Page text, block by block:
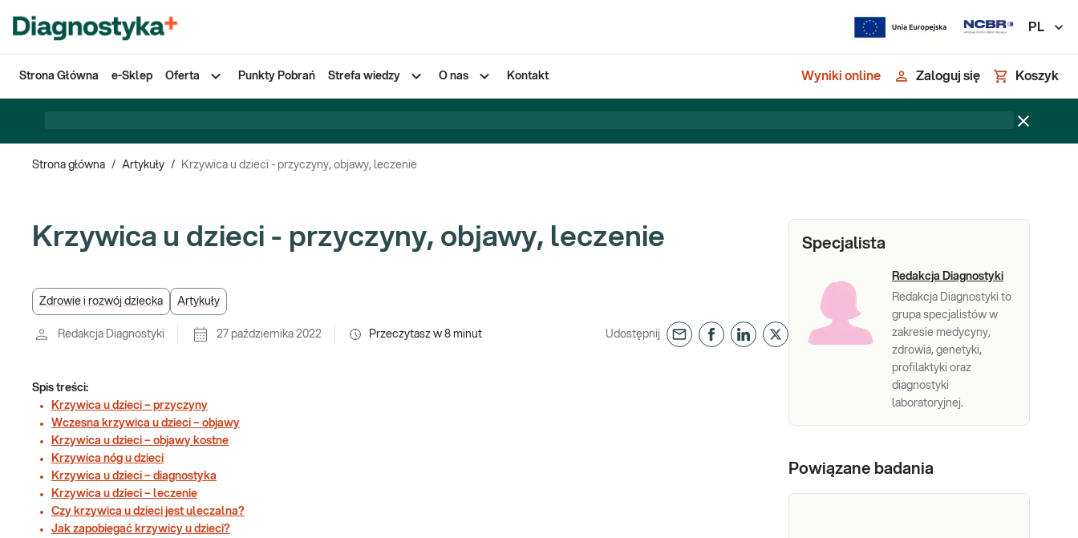
PL
Strona Główna e-Sklep Oferta Punkty Pobrań Strefa wiedzy O nas Kontakt Wyniki online Zaloguj się Koszyk
Strona główna / Artykuły / Krzywica u dzieci - przyczyny, objawy, leczenie
Krzywica u dzieci - przyczyny, objawy, leczenie
Zdrowie i rozwój dziecka Artykuły
Redakcja Diagnostyki 27 października 2022 Przeczytasz w 8 minut Udostępnij
Spis treści:
Krzywica u dzieci – przyczyny
Wczesna krzywica u dzieci – objawy
Krzywica u dzieci – objawy kostne
Krzywica nóg u dzieci
Krzywica u dzieci – diagnostyka
Krzywica u dzieci – leczenie
Czy krzywica u dzieci jest uleczalna?
Jak zapobiegać krzywicy u dzieci?
Specjalista
Redakcja Diagnostyki
Redakcja Diagnostyki to
grupa specjalistów w
zakresie medycyny,
zdrowia, genetyki,
profilaktyki oraz
diagnostyki
laboratoryjnej.
Powiązane badania